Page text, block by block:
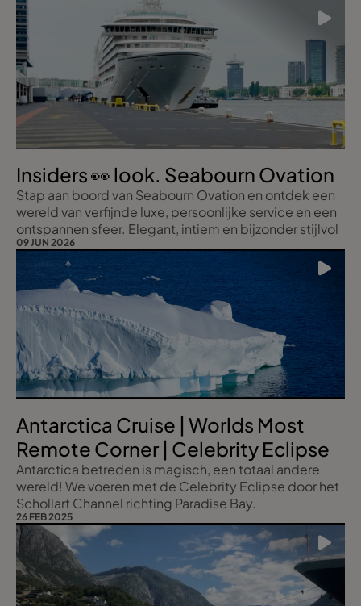
Insiders 👀 look. Seabourn Ovation
Stap aan boord van Seabourn Ovation en ontdek een
wereld van verfijnde luxe, persoonlijke service en een
ontspannen sfeer. Elegant, intiem en bijzonder stijlvol
09 JUN 2026
Antarctica Cruise | Worlds Most
Remote Corner | Celebrity Eclipse
Antarctica betreden is magisch, een totaal andere
wereld! We voeren met de Celebrity Eclipse door het
Schollart Channel richting Paradise Bay.
26 FEB 2025